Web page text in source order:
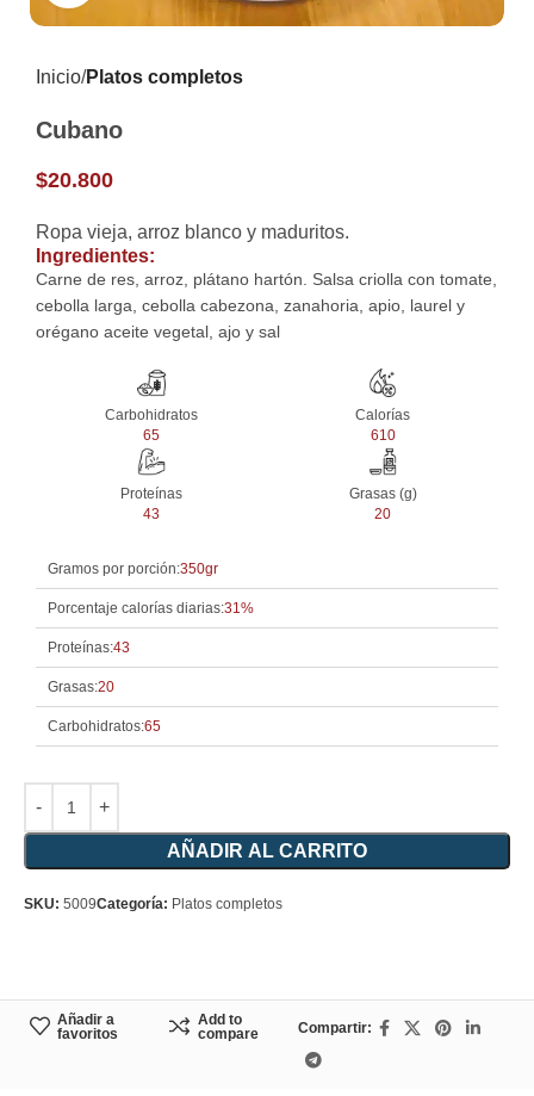
Inicio Platos completos
Cubano
$20.800
Ropa vieja, arroz blanco y maduritos.
Ingredientes:
Carne de res, arroz, plátano hartón. Salsa criolla con tomate,
cebolla larga, cebolla cabezona, zanahoria, apio, laurel y
orégano aceite vegetal, ajo y sal
Carbohidratos
65
Calorías
610
Proteínas
43
Grasas (g)
20
Gramos por porción:350gr
Porcentaje calorías diarias:31%
Proteínas:43
Grasas:20
Carbohidratos:65
AÑADIR AL CARRITO
SKU: 5009Categoría: Platos completos
Añadir a
favoritos
Add to
compare
Compartir: